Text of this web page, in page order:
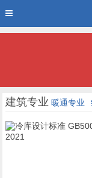
建筑专业 暖通专业